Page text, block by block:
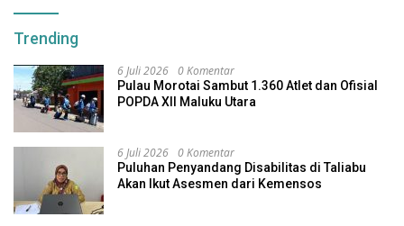
Trending
6 Juli 2026 0 Komentar
Pulau Morotai Sambut 1.360 Atlet dan Ofisial
POPDA XII Maluku Utara
6 Juli 2026 0 Komentar
Puluhan Penyandang Disabilitas di Taliabu
Akan Ikut Asesmen dari Kemensos